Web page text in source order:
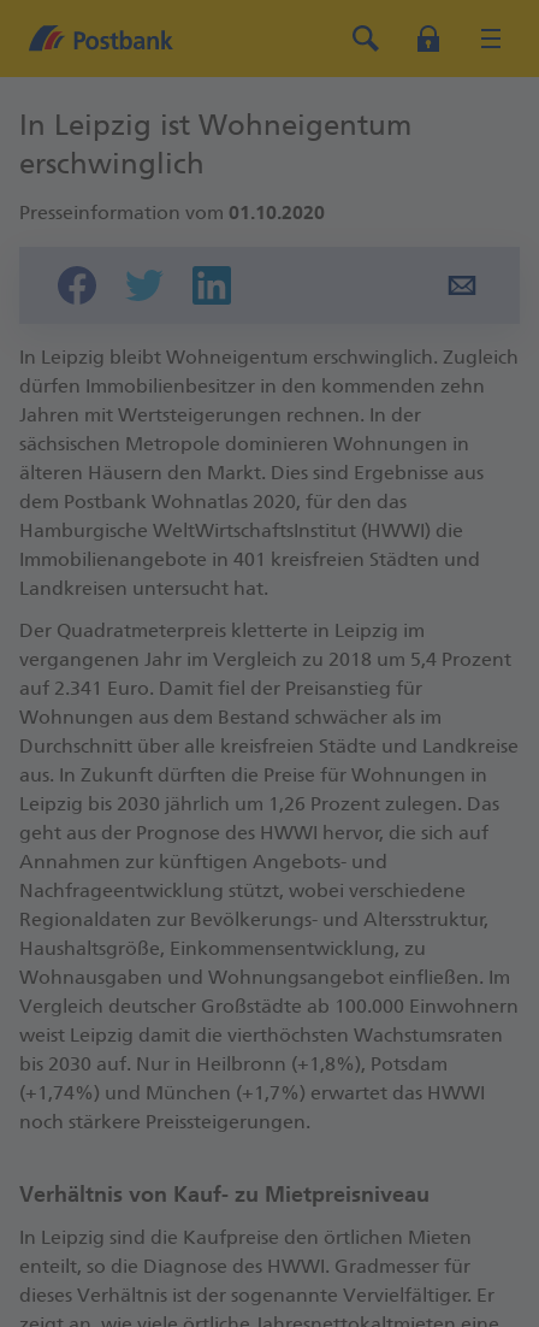
In Leipzig ist Wohneigentum
erschwinglich
Presseinformation vom 01.10.2020
In Leipzig bleibt Wohneigentum erschwinglich. Zugleich
dürfen Immobilienbesitzer in den kommenden zehn
Jahren mit Wertsteigerungen rechnen. In der
sächsischen Metropole dominieren Wohnungen in
älteren Häusern den Markt. Dies sind Ergebnisse aus
dem Postbank Wohnatlas 2020, für den das
Hamburgische WeltWirtschaftsInstitut (HWWI) die
Immobilienangebote in 401 kreisfreien Städten und
Landkreisen untersucht hat.
Der Quadratmeterpreis kletterte in Leipzig im
vergangenen Jahr im Vergleich zu 2018 um 5,4 Prozent
auf 2.341 Euro. Damit fiel der Preisanstieg für
Wohnungen aus dem Bestand schwächer als im
Durchschnitt über alle kreisfreien Städte und Landkreise
aus. In Zukunft dürften die Preise für Wohnungen in
Leipzig bis 2030 jährlich um 1,26 Prozent zulegen. Das
geht aus der Prognose des HWWI hervor, die sich auf
Annahmen zur künftigen Angebots- und
Nachfrageentwicklung stützt, wobei verschiedene
Regionaldaten zur Bevölkerungs- und Altersstruktur,
Haushaltsgröße, Einkommensentwicklung, zu
Wohnausgaben und Wohnungsangebot einfließen. Im
Vergleich deutscher Großstädte ab 100.000 Einwohnern
weist Leipzig damit die vierthöchsten Wachstumsraten
bis 2030 auf. Nur in Heilbronn (+1,8%), Potsdam
(+1,74%) und München (+1,7%) erwartet das HWWI
noch stärkere Preissteigerungen.
Verhältnis von Kauf- zu Mietpreisniveau
In Leipzig sind die Kaufpreise den örtlichen Mieten
enteilt, so die Diagnose des HWWI. Gradmesser für
dieses Verhältnis ist der sogenannte Vervielfältiger. Er